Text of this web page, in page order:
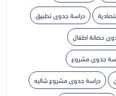
دراسة جدوى تطبيق
حضانة اطفال
جدوى مشروع
دراسة جدوى مشروع شاليه